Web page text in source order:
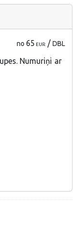
no 65 EUR /DBL
Numuriņi ar